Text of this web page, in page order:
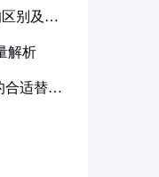
别及其
解析
合适替代